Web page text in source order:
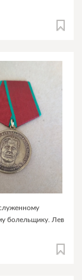
болельщику. Лев